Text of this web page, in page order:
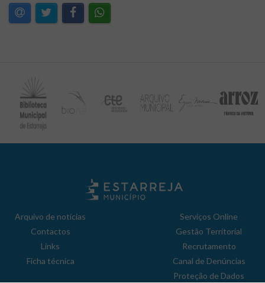
Arquivo de notícias
Contactos
Links
Ficha técnica
Serviços Online
Gestão Territorial
Recrutamento
Canal de Denúncias
Proteção de Dados